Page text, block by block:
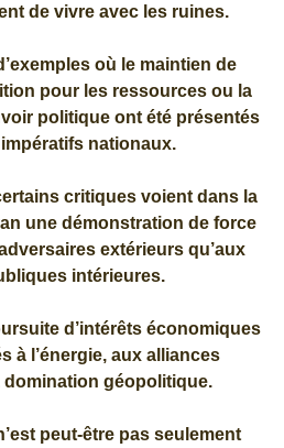
de vivre avec les ruines.
où le maintien de
pour les ressources ou la
politique ont été présentés
nationaux.
critiques voient dans la
une démonstration de force
extérieurs qu’aux
intérieures.
d’intérêts économiques
à l’énergie, aux alliances
domination géopolitique.
peut-être pas seulement